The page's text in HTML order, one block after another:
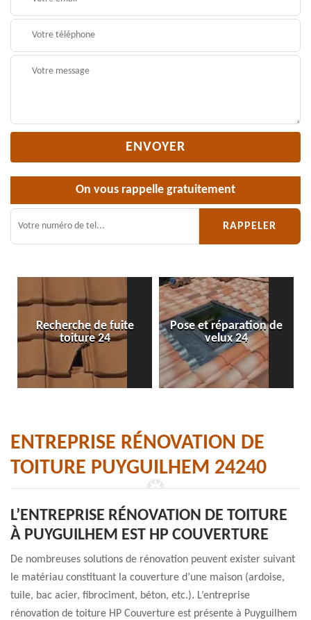
On vous rappelle gratuitement
Recherche de fuite
toiture 24
Pose et réparation de
velux 24
ENTREPRISE RÉNOVATION DE
TOITURE PUYGUILHEM 24240
L’ENTREPRISE RÉNOVATION DE TOITURE
À PUYGUILHEM EST HP COUVERTURE
De nombreuses solutions de rénovation peuvent exister suivant
le matériau constituant la couverture d’une maison (ardoise,
tuile, bac acier, fibrociment, béton, etc.). L’entreprise
rénovation de toiture HP Couverture est présente à Puyguilhem